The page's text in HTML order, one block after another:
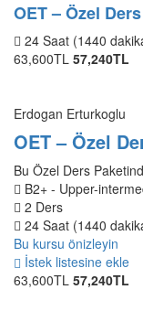
OET – Özel
24 Saat (1440
63,600TL 57,240TL
Erdogan Erturkoglu
OET – Özel
Bu Özel Ders
B2+ - Upper-
2 Ders
24 Saat (1440
Bu kursu önizleyin
İstek listesine ekle
63,600TL 57,240TL